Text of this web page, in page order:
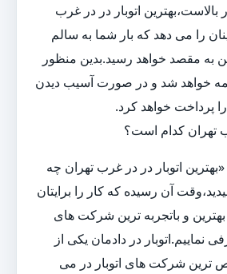
اتوبار در در غرب
را می دهد که بار شما به سالم
به مقصد خواهد رسید.بدین منظور
بیمه خواهد شد و در صورت آسیب دیدن
را پرداخت خواهد کرد.
تهران کدام است؟
اتوبار در در غرب تهران چه
آن رسیده که کار را برایتان
و باتجربه ترین شرکت های
نماییم.اتوبار در دادمان یکی از
ترین شرکت های اتوبار در می